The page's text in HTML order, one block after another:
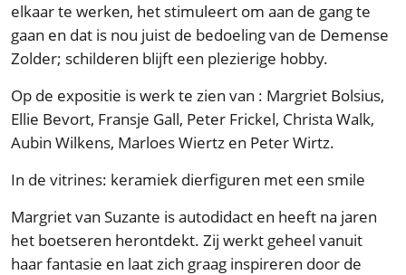
elkaar te werken, het stimuleert om aan de gang te
gaan en dat is nou juist de bedoeling van de Demense
Zolder; schilderen blijft een plezierige hobby.
Op de expositie is werk te zien van : Margriet Bolsius,
Ellie Bevort, Fransje Gall, Peter Frickel, Christa Walk,
Aubin Wilkens, Marloes Wiertz en Peter Wirtz.
In de vitrines: keramiek dierfiguren met een smile
Margriet van Suzante is autodidact en heeft na jaren
het boetseren herontdekt. Zij werkt geheel vanuit
haar fantasie en laat zich graag inspireren door de